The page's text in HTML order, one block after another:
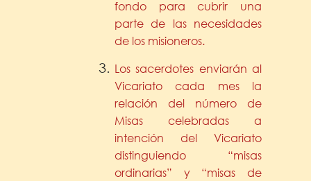
fondo para cubrir una
parte de las necesidades
de los misioneros.
Los sacerdotes enviarán al
Vicariato cada mes la
relación del número de
Misas celebradas a
intención del Vicariato
distinguiendo “misas
ordinarias” y “misas de